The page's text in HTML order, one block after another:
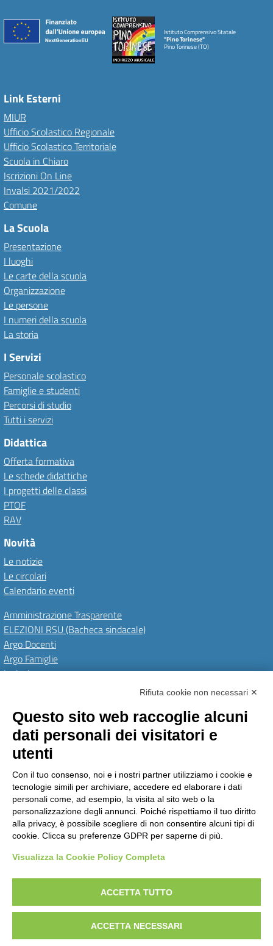
Istituto Comprensivo Statale
"Pino Torinese"
Pino Torinese (TO)
Link Esterni
MIUR
Ufficio Scolastico Regionale
Ufficio Scolastico Territoriale
Scuola in Chiaro
Iscrizioni On Line
Invalsi 2021/2022
Comune
La Scuola
Presentazione
I luoghi
Le carte della scuola
Organizzazione
Le persone
I numeri della scuola
La storia
I Servizi
Personale scolastico
Famiglie e studenti
Percorsi di studio
Tutti i servizi
Didattica
Offerta formativa
Le schede didattiche
I progetti delle classi
PTOF
RAV
Novità
Le notizie
Le circolari
Calendario eventi
Amministrazione Trasparente
ELEZIONI RSU (Bacheca sindacale)
Argo Docenti
Argo Famiglie
Inclusione
Amministrazione TrasparenteAlbo OnlineInvia una MAD
Privacy PolicyGDPRDichiarazione di accessibilità
Obiettivi di accessibilità
Seguici su:
Istituto Comprensivo Pino Torinese
via Molina, 21 - 10025 Pino Torinese (TO)
Telefono: +39 0118117260 - Email: toic85500g@istruzione.it -
PEC: toic85500g@pec.istruzione.it
Codice meccanografico: TOIC85500G - C.F. 90018790015 - Codice univoco
uffico: UFPTCJ
Concept & Design by Designers Italia
Sito web realizzato da Emotif | Web Advisory
Rifiuta cookie non necessari ✕
Questo sito web raccoglie alcuni
dati personali dei visitatori e
utenti
Con il tuo consenso, noi e i nostri partner utilizziamo i cookie e
tecnologie simili per archiviare, accedere ed elaborare i dati
personali come, ad esempio, la visita al sito web o la
personalizzazione degli annunci. Poiché rispettiamo il tuo diritto
alla privacy, è possibile scegliere di non consentire alcuni tipi di
cookie. Clicca su preferenze GDPR per saperne di più.
Visualizza la Cookie Policy Completa
ACCETTA TUTTO
ACCETTA NECESSARI